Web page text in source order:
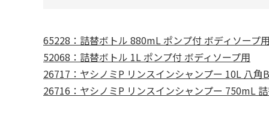
65228：詰替ボトル 880mL ポンプ付 ボディソープ
52068：詰替ボトル 1L ポンプ付 ボディソープ用
26717：ヤシノミP リンスインシャンプー 10L 八角
26716：ヤシノミP リンスインシャンプー 750mL